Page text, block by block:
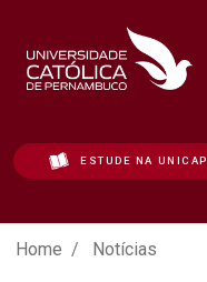
ESTUDE NA UNICAP
Notícias - Unicap
Home Notícias